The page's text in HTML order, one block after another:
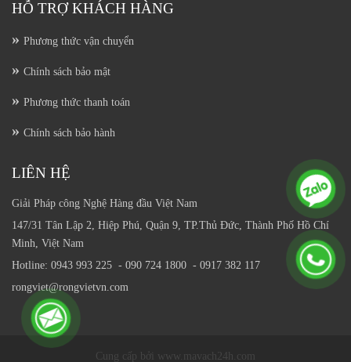
HỖ TRỢ KHÁCH HÀNG
Phương thức vận chuyển
Chính sách bảo mật
Phương thức thanh toán
Chính sách bảo hành
LIÊN HỆ
Giải Pháp công Nghệ Hàng đầu Việt Nam
147/31 Tân Lập 2, Hiệp Phú, Quận 9, TP.Thủ Đức, Thành Phố Hồ Chí
Minh, Việt Nam
Hotline: 0943 993 225 - 090 724 1800 - 0917 382 117
rongviet@rongvietvn.com
Cung cấp bởi www.mavach24h.com